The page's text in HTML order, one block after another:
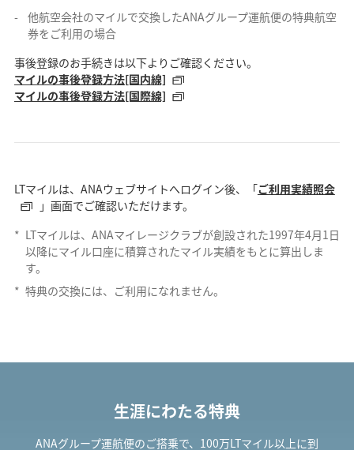
他航空会社のマイルで交換したANAグループ運航便の特典航空
券をご利用の場合
事後登録のお手続きは以下よりご確認ください。
マイルの事後登録方法[国内線]
マイルの事後登録方法[国際線]
LTマイルは、ANAウェブサイトへログイン後、「ご利用実績照会
」画面でご確認いただけます。
* LTマイルは、ANAマイレージクラブが創設された1997年4月1日
以降にマイル口座に積算されたマイル実績をもとに算出しま
す。
* 特典の交換には、ご利用になれません。
生涯にわたる特典
ANAグループ運航便のご搭乗で、100万LTマイル以上に到